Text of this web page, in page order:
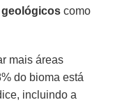
geológicos como
mais áreas
do bioma está
incluindo a